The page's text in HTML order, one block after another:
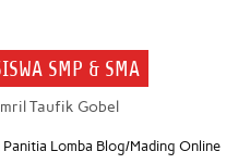
SMP & SMA
Taufik Gobel
Lomba Blog/Mading Online